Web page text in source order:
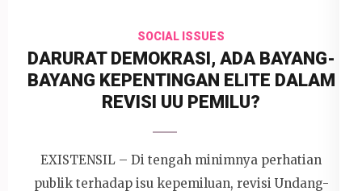
SOCIAL ISSUES
DARURAT DEMOKRASI, ADA BAYANG-
BAYANG KEPENTINGAN ELITE DALAM
REVISI UU PEMILU?
EXISTENSIL – Di tengah minimnya perhatian
publik terhadap isu kepemiluan, revisi Undang-